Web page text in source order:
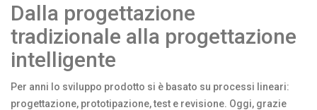
Dalla progettazione
tradizionale alla progettazione
intelligente
Per anni lo sviluppo prodotto si è basato su processi lineari:
progettazione, prototipazione, test e revisione. Oggi, grazie